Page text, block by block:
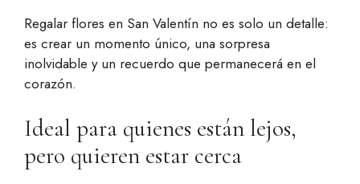
Regalar flores en San Valentín no es solo un detalle:
es crear un momento único, una sorpresa
inolvidable y un recuerdo que permanecerá en el
corazón.
Ideal para quienes están lejos,
pero quieren estar cerca